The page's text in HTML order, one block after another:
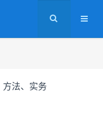
方法、实务